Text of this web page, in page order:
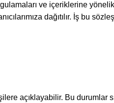
ve içeriklerine
dağıtılır. İş bu
açıklayabilir. Bu durumlar